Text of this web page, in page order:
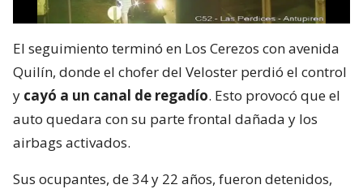
El seguimiento terminó en Los Cerezos con avenida
Quilín, donde el chofer del Veloster perdió el control
y cayó a un canal de regadío. Esto provocó que el
auto quedara con su parte frontal dañada y los
airbags activados.
Sus ocupantes, de 34 y 22 años, fueron detenidos,